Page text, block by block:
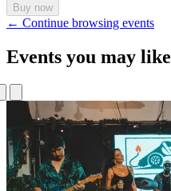
Buy now
← Continue browsing events
Events you may like